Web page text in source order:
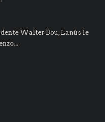
Walter Bou, Lanús le